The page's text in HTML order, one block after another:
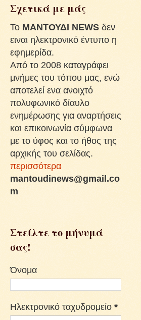
Σχετικά με μάς
To ΜΑΝΤΟΥΔΙ NEWS δεν
ειναι ηλεκτρονικό έντυπο η
εφημερίδα.
Από το 2008 καταγράφει
μνήμες του τόπου μας, ενώ
αποτελεί ενα ανοιχτό
πολυφωνικό δίαυλο
ενημέρωσης για αναρτήσεις
και επικοινωνία σύμφωνα
με το ύφος και το ήθος της
αρχικής του σελίδας.
περισσότερα
mantoudinews@gmail.co
m
Στείλτε το μήνυμά
σας!
Όνομα
Ηλεκτρονικό ταχυδρομείο *